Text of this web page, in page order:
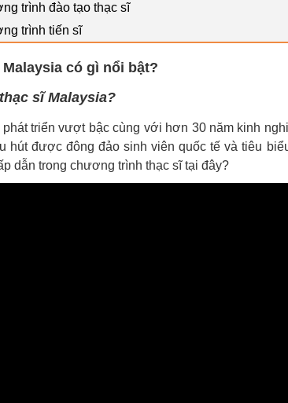
trình đào tạo thạc sĩ
trình tiến sĩ
có gì nổi bật?
sĩ Malaysia?
triển vượt bậc cùng với hơn 30 năm kinh
hút được đông đảo sinh viên quốc tế và tiêu
dẫn trong chương trình thạc sĩ tại đây?